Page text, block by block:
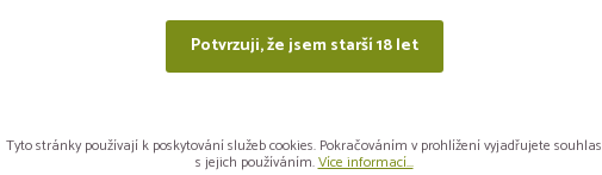
Potvrzuji, že jsem starší 18 let
Tyto stránky používají k poskytování služeb cookies. Pokračováním v prohlížení vyjadřujete souhlas
s jejich používáním.Více informací...